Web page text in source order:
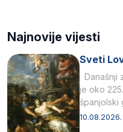
Najnovije vijesti
Sveti
Današnji
je oko
španjolski
10.08.2026.